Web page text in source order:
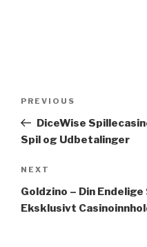
Previous
Post
PREVIOUS
DiceWise
Spil og Udbetalinger
Next
Post
NEXT
Goldzino – Din
Eksklusivt